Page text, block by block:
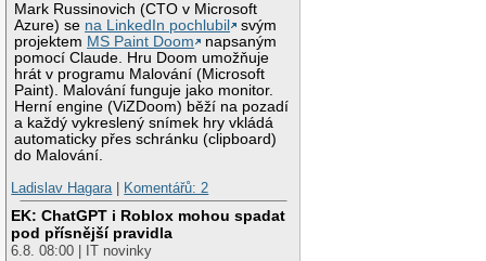
Mark Russinovich (CTO v Microsoft
Azure) se na LinkedIn pochlubil
svým
projektem MS Paint Doom
napsaným
pomocí Claude. Hru Doom umožňuje
hrát v programu Malování (Microsoft
Paint). Malování funguje jako monitor.
Herní engine (ViZDoom) běží na pozadí
a každý vykreslený snímek hry vkládá
automaticky přes schránku (clipboard)
do Malování.
Ladislav Hagara
Komentářů: 2
EK: ChatGPT i Roblox mohou spadat
pod přísnější pravidla
6.8. 08:00 | IT novinky